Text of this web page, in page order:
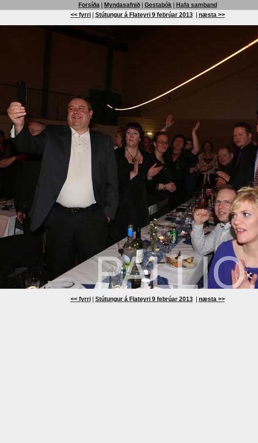
Forsíða| Myndasafnið| Gestabók|
Hafa samband
<< fyrri| Stútungur á Flateyri 9 febrúar 2013| næsta >>
<< fyrri| Stútungur á Flateyri 9 febrúar 2013| næsta >>